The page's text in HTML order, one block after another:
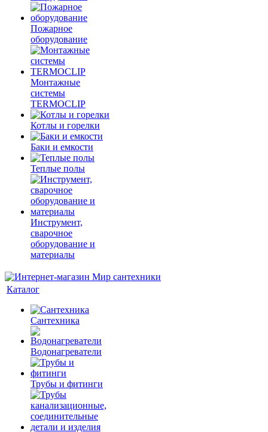
Пожарное
оборудование
Монтажные
системы
TERMOCLIP
Котлы и горелки
Баки и емкости
Теплые полы
Инструмент,
сварочное
оборудование и
материалы
Каталог
Сантехника
Водонагреватели
Трубы и фитинги